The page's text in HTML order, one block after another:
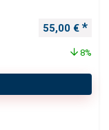
55,00 €
8%